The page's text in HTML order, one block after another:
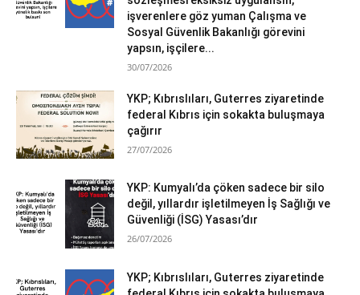
işverenlere göz yuman Çalışma ve
Sosyal Güvenlik Bakanlığı görevini
yapsın, işçilere...
30/07/2026
YKP; Kıbrıslıları, Guterres ziyaretinde
federal Kıbrıs için sokakta buluşmaya
çağırır
27/07/2026
YKP: Kumyalı’da çöken sadece bir silo
değil, yıllardır işletilmeyen İş Sağlığı ve
Güvenliği (İSG) Yasası’dır
26/07/2026
YKP; Kıbrıslıları, Guterres ziyaretinde